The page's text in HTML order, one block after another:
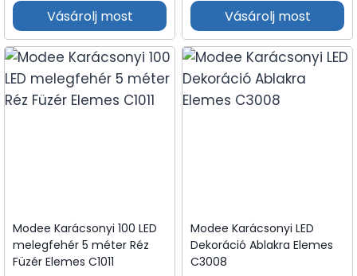
Vásárolj most Vásárolj most
Modee Karácsonyi 100 LED
melegfehér 5 méter Réz
Füzér Elemes C1011
Modee Karácsonyi LED
Dekoráció Ablakra Elemes
C3008